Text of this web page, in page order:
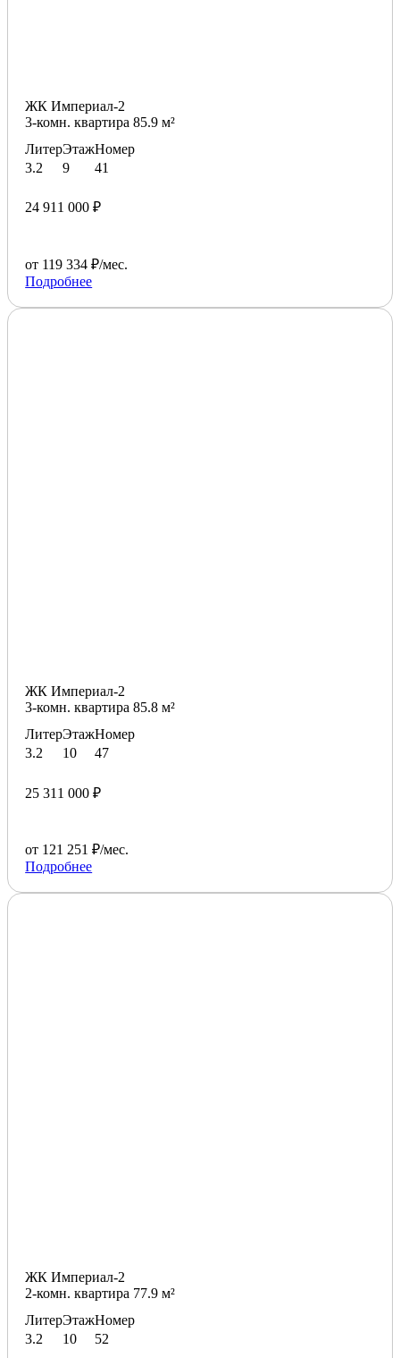
ЖК Империал-2
3-комн. квартира 85.9 м²
Литер
3.2
Этаж
9
Номер
41
24 911 000 ₽
от 119 334 ₽/мес.
Подробнее
ЖК Империал-2
3-комн. квартира 85.8 м²
Литер
3.2
Этаж
10
Номер
47
25 311 000 ₽
от 121 251 ₽/мес.
Подробнее
ЖК Империал-2
2-комн. квартира 77.9 м²
Литер
3.2
Этаж
10
Номер
52